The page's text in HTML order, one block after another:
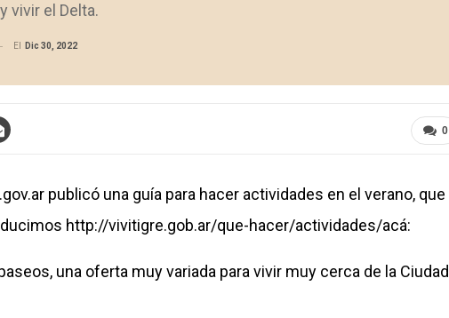
vivir el Delta.
El Dic 30, 2022
0
publicó una guía para hacer actividades en el verano, que
http://vivitigre.gob.ar/que-hacer/actividades/acá:
una oferta muy variada para vivir muy cerca de la Ciudad